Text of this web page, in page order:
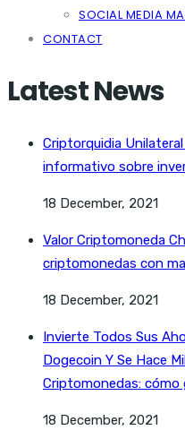
SOCIAL MEDIA
CONTACT
Latest News
Criptorquidia
informativo sobre
18 December, 2021
Valor Criptomoneda
criptomonedas con
18 December, 2021
Invierte Todos Sus
Dogecoin Y Se Hace
Criptomonedas:
18 December, 2021